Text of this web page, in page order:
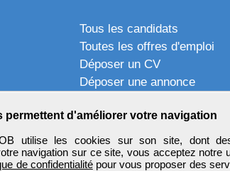
permettent d'améliorer votre navigation
utilise les cookies sur son site, dont
navigation sur ce site, vous acceptez notre
de confidentialitépour vous proposer des
Tous les candidats
Toutes les offres d'emploi
Déposer un CV
Déposer une annonce